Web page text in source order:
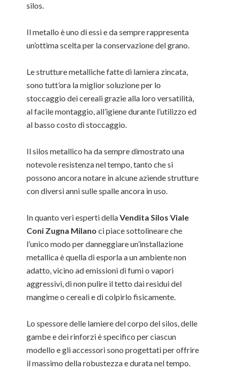
silos.
Il metallo è uno di essi e da sempre rappresenta
un’ottima scelta per la conservazione del grano.
Le strutture metalliche fatte di lamiera zincata,
sono tutt’ora la miglior soluzione per lo
stoccaggio dei cereali grazie alla loro versatilità,
al facile montaggio, all’igiene durante l’utilizzo ed
al basso costo di stoccaggio.
Il silos metallico ha da sempre dimostrato una
notevole resistenza nel tempo, tanto che si
possono ancora notare in alcune aziende strutture
con diversi anni sulle spalle ancora in uso.
In quanto veri esperti dellaVendita Silos Viale
Coni Zugna Milano ci piace sottolineare che
l’unico modo per danneggiare un’installazione
metallica è quella di esporla a un ambiente non
adatto, vicino ad emissioni di fumi o vapori
aggressivi, di non pulire il tetto dai residui del
mangime o cereali e di colpirlo fisicamente.
Lo spessore delle lamiere del corpo del silos, delle
gambe e dei rinforzi è specifico per ciascun
modello e gli accessori sono progettati per offrire
il massimo della robustezza e durata nel tempo.